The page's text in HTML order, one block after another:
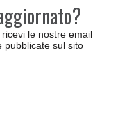
le nostre email
pubblicate sul sito